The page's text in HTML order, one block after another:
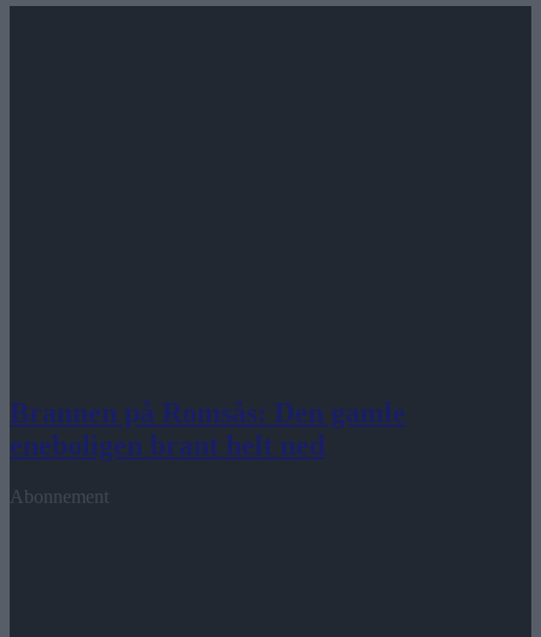
Brannen på Romsås: Den gamle
eneboligen brant helt ned
Abonnement